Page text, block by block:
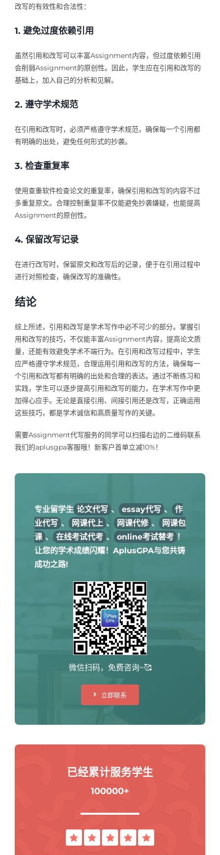
改写的有效性和合法性：
1. 避免过度依赖引用
虽然引用和改写可以丰富Assignment内容，但过度依赖引用
会削弱Assignment的原创性。因此，学生应在引用和改写的
基础上，加入自己的分析和见解。
2. 遵守学术规范
在引用和改写时，必须严格遵守学术规范，确保每一个引用都
有明确的出处，避免任何形式的抄袭。
3. 检查重复率
使用查重软件检查论文的重复率，确保引用和改写的内容不过
多重复原文。合理控制重复率不仅能避免抄袭嫌疑，也能提高
Assignment的原创性。
4. 保留改写记录
在进行改写时，保留原文和改写后的记录，便于在引用过程中
进行对照检查，确保改写的准确性。
结论
综上所述，引用和改写是学术写作中必不可少的部分。掌握引
用和改写的技巧，不仅能丰富Assignment内容，提高论文质
量，还能有效避免学术不端行为。在引用和改写过程中，学生
应严格遵守学术规范，合理运用引用和改写的方法，确保每一
个引用和改写都有明确的出处和合理的表达。通过不断练习和
实践，学生可以逐步提高引用和改写的能力，在学术写作中更
加得心应手。无论是直接引用、间接引用还是改写，正确运用
这些技巧，都是学术诚信和高质量写作的关键。
需要Assignment代写服务的同学可以扫描右边的二维码联系
我们的aplusgpa客服哦！新客户首单立减10%！
专业留学生 论文代写 、 essay代写 、
作
业代写 、 网课代上 、 网课代修 、
网课包
课 、 在线考试代考 、 online考试替考 ！
让您的学术成绩闪耀！AplusGPA与您共铸
成功之路!
微信扫码，免费咨询~🥰
立即联系
已经累计服务学生
100000+